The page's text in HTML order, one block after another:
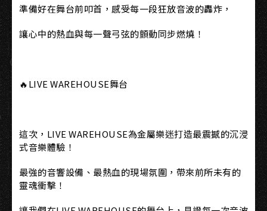
準備好在舞台前叩首，感受每一段狂放音波的轟炸，
讓心中的熱血與每一聲弓弦的顫動同步燃燒！
🔥LIVE WAREHOUSE舞台
這次，LIVE WAREHOUSE為金屬樂迷打造最震撼的沉浸
式音樂體驗！
最強的音響設備、最熱血的現場氛圍，帶來前所未有的
靈魂衝擊！